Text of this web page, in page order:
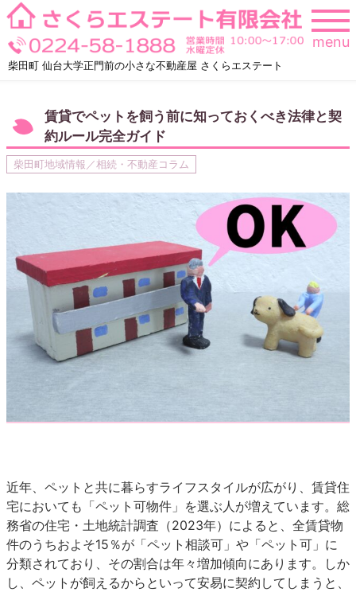
Skip
to
content
柴田町 仙台大学正門前の小さな不動産屋 さくらエステート
menu
賃貸でペットを飼う前に知っておくべき法律と契
約ルール完全ガイド
柴田町地域情報／相続・不動産コラム
近年、ペットと共に暮らすライフスタイルが広がり、賃貸住
宅においても「ペット可物件」を選ぶ人が増えています。総
務省の住宅・土地統計調査（2023年）によると、全賃貸物
件のうちおよそ15％が「ペット相談可」や「ペット可」に
分類されており、その割合は年々増加傾向にあります。しか
し、ペットが飼えるからといって安易に契約してしまうと、